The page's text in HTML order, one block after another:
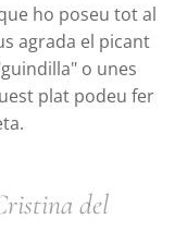
ho poseu tot al
agrada el picant
o unes
plat podeu fer
del